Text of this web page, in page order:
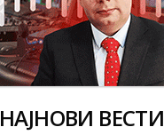
НАЈНОВИ ВЕСТИ